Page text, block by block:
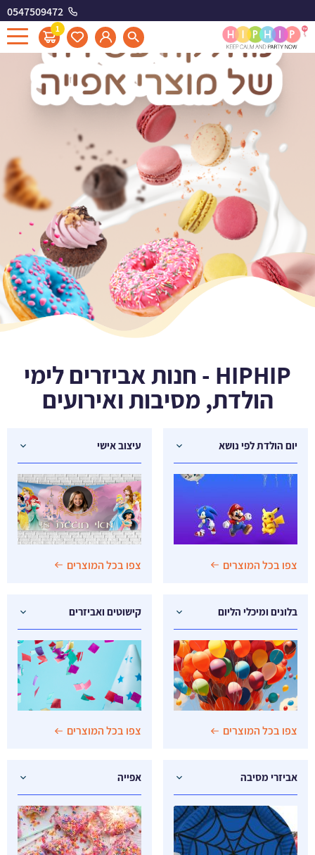
0547509472
1
HIPHIP - חנות אביזרים לימי
הולדת, מסיבות ואירועים
יום הולדת לפי נושא
צפו בכל המוצרים
עיצוב אישי
צפו בכל המוצרים
בלונים ומיכלי הליום
צפו בכל המוצרים
קישוטים ואביזרים
צפו בכל המוצרים
אביזרי מסיבה אפייה